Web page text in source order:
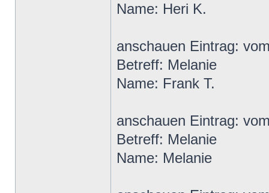
Name: Heri K.
anschauen Eintrag:
Betreff: Melanie
Name: Frank T.
anschauen Eintrag:
Betreff: Melanie
Name: Melanie